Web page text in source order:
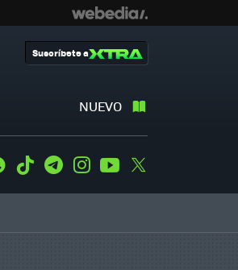
NUEVO
Suscríbete a
WhatsApp
Tiktok TelegramInstagramYoutube